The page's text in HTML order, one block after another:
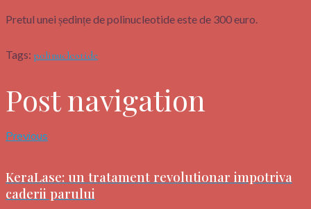
Pretul unei ședințe de polinucleotide este de 300 euro.
Tags: polinucleotide
Post navigation
Previous
KeraLase: un tratament revolutionar impotriva
caderii parului